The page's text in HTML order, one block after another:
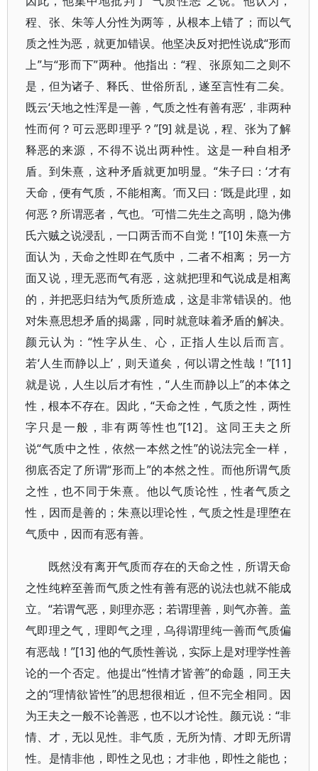
程、张、朱等人分性为两等，从根本上错了；而以气
质之性为恶，就更加错误。他坚决反对把性说成“形而
上”与“形而下”两种。他指出：“程、张原知二之则不
是，但为诸子、释氏、世俗所乱，遂至言性有二矣。
既云‘天地之性浑是一善，气质之性有善有恶’，非两种
性而何？可云恶即理乎？”[9] 就是说，程、张为了解
释恶的来源，不得不说出两种性。这是一种自相矛
盾。到朱熹，这种矛盾就更加明显。“朱子曰：‘才有
天命，便有气质，不能相离。’而又曰：‘既是此理，如
何恶？所谓恶者，气也。’可惜二先生之高明，隐为佛
氏六贼之说浸乱，一口两舌而不自觉！”[10] 朱熹一方
面认为，天命之性即在气质中，二者不相离；另一方
面又说，理无恶而气有恶，这就把理和气说成是相离
的，并把恶归结为气质所造成，这是非常错误的。他
对朱熹思想矛盾的揭露，同时就意味着矛盾的解决。
颜元认为：“性字从生、心，正指人生以后而言。
若‘人生而静以上’，则天道矣，何以谓之性哉！”[11]
就是说，人生以后才有性，“人生而静以上”的本体之
性，根本不存在。因此，“天命之性，气质之性，两性
字只是一般，非有两等性也”[12]。这同王夫之所
说“气质中之性，依然一本然之性”的说法完全一样，
彻底否定了所谓“形而上”的本然之性。而他所谓气质
之性，也不同于朱熹。他以气质论性，性者气质之
性，因而是善的；朱熹以理论性，气质之性是理堕在
气质中，因而有恶有善。
既然没有离开气质而存在的天命之性，所谓天命
之性纯粹至善而气质之性有善有恶的说法也就不能成
立。“若谓气恶，则理亦恶；若谓理善，则气亦善。盖
气即理之气，理即气之理，乌得谓理纯一善而气质偏
有恶哉！”[13] 他的气质性善说，实际上是对理学性善
论的一个否定。他提出“性情才皆善”的命题，同王夫
之的“理情欲皆性”的思想很相近，但不完全相同。因
为王夫之一般不论善恶，也不以才论性。颜元说：“非
情、才，无以见性。非气质，无所为情、才即无所谓
性。是情非他，即性之见也；才非他，即性之能也；